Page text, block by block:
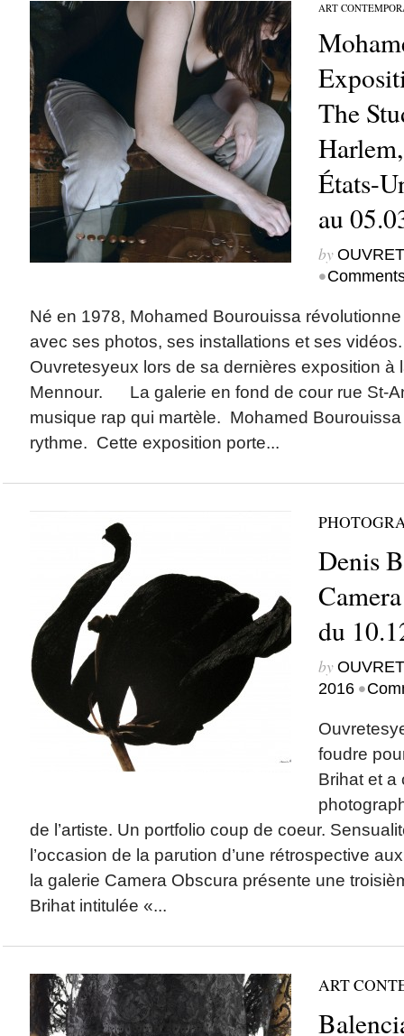
ART
The
États-
au
by
•
Né en 1978, Mohamed Bourouissa révolutionne
avec ses photos, ses installations et ses
Ouvretesyeux lors de sa dernières exposition à
Mennour. La galerie en fond de cour rue St-
musique rap qui martèle. Mohamed
rythme. Cette exposition porte...
Denis
du
by
2016 •
foudre
Brihat et a
de l’artiste. Un portfolio coup de coeur.
l’occasion de la parution d’une rétrospective
la galerie Camera Obscura présente une
Brihat intitulée «...
ART